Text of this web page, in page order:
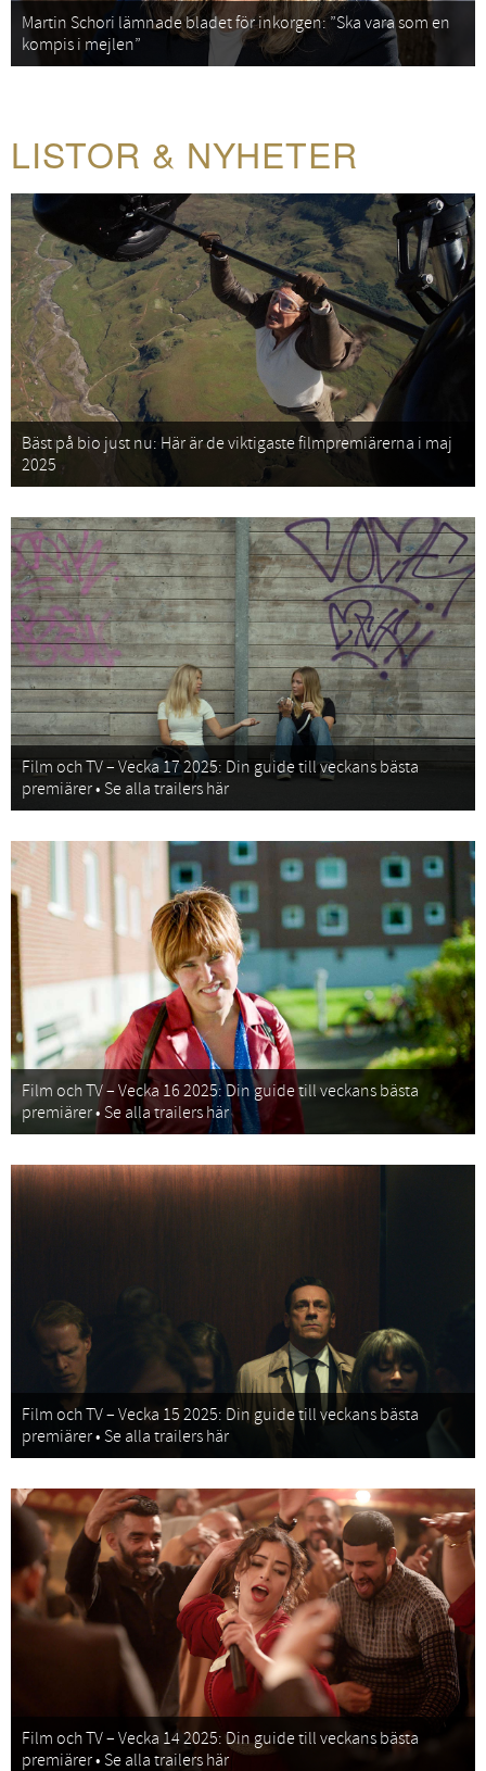
Martin Schori lämnade bladet för inkorgen: ”Ska vara som en
kompis i mejlen”
LISTOR & NYHETER
Bäst på bio just nu: Här är de viktigaste filmpremiärerna i maj
2025
Film och TV – Vecka 17 2025: Din guide till veckans bästa
premiärer • Se alla trailers här
Film och TV – Vecka 16 2025: Din guide till veckans bästa
premiärer • Se alla trailers här
Film och TV – Vecka 15 2025: Din guide till veckans bästa
premiärer • Se alla trailers här
Film och TV – Vecka 14 2025: Din guide till veckans bästa
premiärer • Se alla trailers här